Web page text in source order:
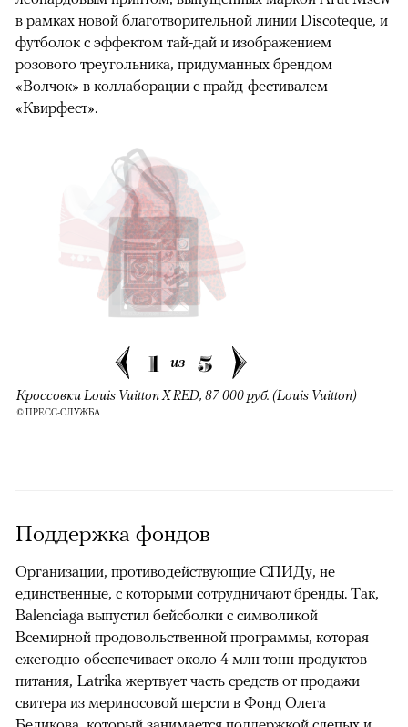
в рамках новой благотворительной линии Discoteque, и
футболок с эффектом тай-дай и изображением
розового треугольника, придуманных брендом
«Волчок» в коллаборации с прайд-фестивалем
«Квирфест».
1 из 5
Кроссовки Louis Vuitton X RED, 87 000 руб. (Louis Vuitton)
© ПРЕСС-СЛУЖБА
Поддержка фондов
Организации, противодействующие СПИДу, не
единственные, с которыми сотрудничают бренды. Так,
Balenciaga выпустил бейсболки с символикой
Всемирной продовольственной программы, которая
ежегодно обеспечивает около 4 млн тонн продуктов
питания, Latrika жертвует часть средств от продажи
свитера из мериносовой шерсти в Фонд Олега